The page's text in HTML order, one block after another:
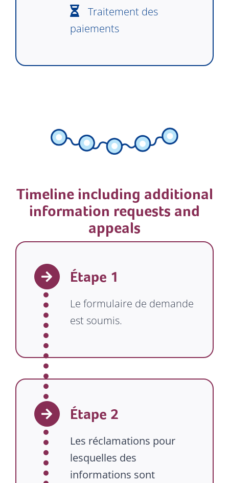
Traitement des
paiements
Timeline including additional
information requests and
appeals
Étape 1
Le formulaire de demande
est soumis.
Étape 2
Les réclamations pour
lesquelles des
informations sont